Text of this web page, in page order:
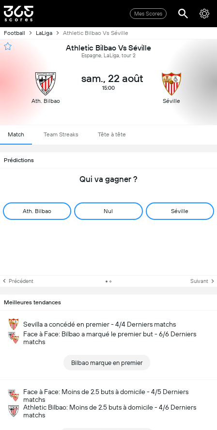
Mes Scores
Football LaLiga Athletic Bilbao Vs Séville
Athletic Bilbao Vs Séville
Espagne, LaLiga, tour 2
Ath. Bilbao
sam., 22 août
15:00
Séville
Match Team Streaks Tête à tête
Prédictions
Qui va gagner ?
Ath. Bilbao Nul Séville
Précédent Suivant
Meilleures tendances
Sevilla a concédé en premier - 4/4 Derniers matchs
Face à Face: Bilbao a marqué le premier but - 6/6 Derniers
matchs
Bilbao marque en premier
Face à Face: Moins de 2.5 buts à domicile - 4/5 Derniers
matchs
Athletic Bilbao: Moins de 2.5 buts à domicile - 4/6 Derniers
matchs